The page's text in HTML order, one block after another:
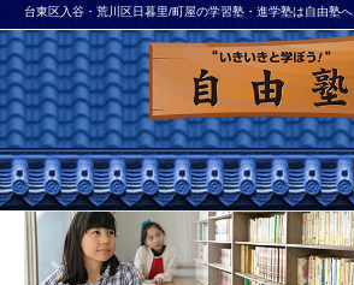
台東区入谷・荒川区日暮里/町屋の学習塾・進学塾は自由塾へ